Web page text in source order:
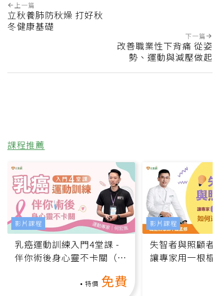
上一篇
立秋養肺防秋燥 打好秋
冬健康基礎
下一篇
改善職業性下背痛 從姿
勢、運動與減壓做起
課程推薦
乳癌運動訓練入門4堂課 -
伴你術後身心靈不卡關（線
特價 免費
影片課程
失智者與照顧者
讓專家用一根棍
影片課程